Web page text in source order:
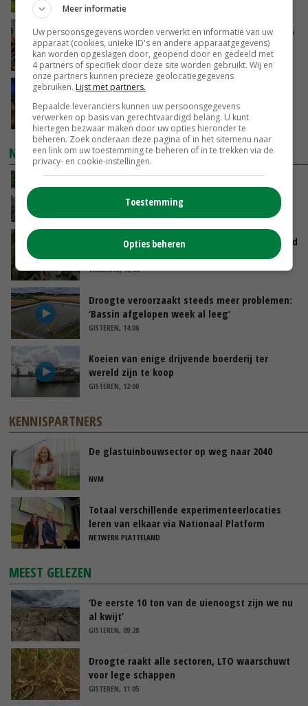
Oorlogen en El Niño stuwen voedselprijzen op
VANDAAG, 15:04
Nettowinst Royal A-ware onder druk ondanks
hogere omzet
VANDAAG, 14:35
NIEUWSTE VIDEO'S
de ambassade mag zelf groente plukken’
Limburgse mais van Frijns doet het verrassend
VANDAAG, 10:00
Droogte veroorzaakt steeds meer problemen:
‘Bassin afgelopen week al leeg’
GISTEREN, 14:06
Koeien van enige drijvende boerderij ter
wereld zijn te koop
GISTEREN, 12:00
KENNISPARTNERS
De glastuinbouwsector op weg naar 2040
NVM
Totaal verschillende experimenteerlocaties
leren van elkaar via Nationaal Platform
NETWERK PLATTELAND
MEEST GELEZEN
‘De eerste 10 ton van de uienoogst zijn we nu
al kwijt’
GISTEREN, 09:28
Droogte raakt alle sectoren, LTO waarschuwt
voor lege schappen
GISTEREN, 11:05
Meer informatie
Uw persoonsgegevens worden verwerkt en informatie van uw
apparaat (cookies, unieke ID's en andere apparaatgegevens)
kan worden opgeslagen door, geopend door en gedeeld met
4 partners of specifiek door deze site worden gebruikt. Wij en
onze partners kunnen precieze geolocatiegegevens
gebruiken. Lijst met partners.
Bepaalde leveranciers kunnen uw persoonsgegevens
verwerken op basis van gerechtvaardigd belang. U kunt
hiertegen bezwaar maken door uw opties hieronder te
beheren. Zoek onderaan deze pagina of in het sitemenu naar
een link om uw toestemming te beheren of in te trekken via de
privacy- en cookie-instellingen.
Toestemming
Opties beheren